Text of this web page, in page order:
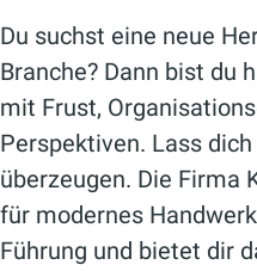
Du suchst eine neue
Branche? Dann bist du
mit Frust,
Perspektiven. Lass
überzeugen. Die Firma
für modernes
Führung und bietet dir